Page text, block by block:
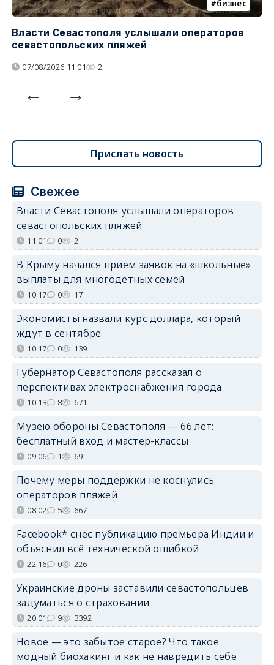
бизнес
Власти Севастополя услышали операторов
севастопольских пляжей
07/08/2026 11:01 2
Прислать новость
Свежее
Власти Севастополя услышали операторов
севастопольских пляжей
11:01 0 2
В Крыму начался приём заявок на «школьные»
выплаты для многодетных семей
10:17 0 17
Экономисты назвали курс доллара, который
ждут в сентябре
10:17 0 139
Губернатор Севастополя рассказал о
перспективах электроснабжения города
10:13 8 671
Музею обороны Севастополя — 66 лет:
бесплатный вход и мастер-классы
09:06 1 69
Почему меры поддержки не коснулись
операторов пляжей
08:02 5 667
Facebook* снёс публикацию премьера Индии и
объяснил всё технической ошибкой
22:16 0 226
Украинские дроны заставили севастопольцев
задуматься о страховании
20:01 9 3392
Новое — это забытое старое? Что такое
модный биохакинг и как не навредить себе